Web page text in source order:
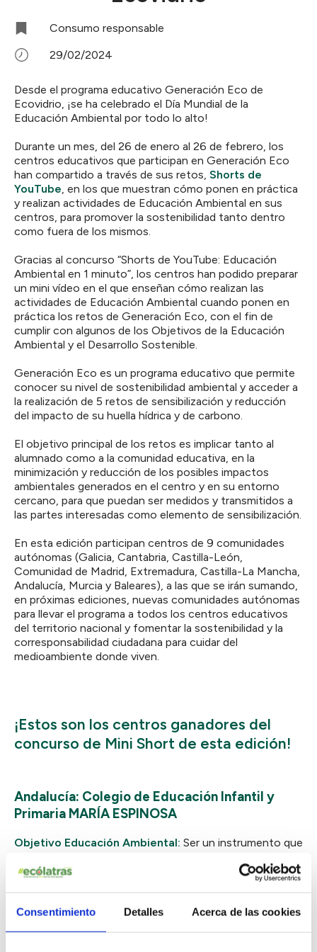
Consentimiento Detalles Acerca de las cookies
Consumo responsable
29/02/2024
Desde el programa educativo Generación Eco de
Ecovidrio, ¡se ha celebrado el Día Mundial de la
Educación Ambiental por todo lo alto!
Durante un mes, del 26 de enero al 26 de febrero, los
centros educativos que participan en Generación Eco
han compartido a través de sus retos, Shorts de
YouTube, en los que muestran cómo ponen en práctica
y realizan actividades de Educación Ambiental en sus
centros, para promover la sostenibilidad tanto dentro
como fuera de los mismos.
Gracias al concurso “Shorts de YouTube: Educación
Ambiental en 1 minuto”, los centros han podido preparar
un mini vídeo en el que enseñan cómo realizan las
actividades de Educación Ambiental cuando ponen en
práctica los retos de Generación Eco, con el fin de
cumplir con algunos de los Objetivos de la Educación
Ambiental y el Desarrollo Sostenible.
Generación Eco es un programa educativo que permite
conocer su nivel de sostenibilidad ambiental y acceder a
la realización de 5 retos de sensibilización y reducción
del impacto de su huella hídrica y de carbono.
El objetivo principal de los retos es implicar tanto al
alumnado como a la comunidad educativa, en la
minimización y reducción de los posibles impactos
ambientales generados en el centro y en su entorno
cercano, para que puedan ser medidos y transmitidos a
las partes interesadas como elemento de sensibilización.
En esta edición participan centros de 9 comunidades
autónomas (Galicia, Cantabria, Castilla-León,
Comunidad de Madrid, Extremadura, Castilla-La Mancha,
Andalucía, Murcia y Baleares), a las que se irán sumando,
en próximas ediciones, nuevas comunidades autónomas
para llevar el programa a todos los centros educativos
del territorio nacional y fomentar la sostenibilidad y la
corresponsabilidad ciudadana para cuidar del
medioambiente donde viven.
¡Estos son los centros ganadores del
concurso de Mini Short de esta edición!
Andalucía: Colegio de Educación Infantil y
Primaria MARÍA ESPINOSA
Objetivo Educación Ambiental: Ser un instrumento que
los ámbitos de la vida.
Enlace al youtube: